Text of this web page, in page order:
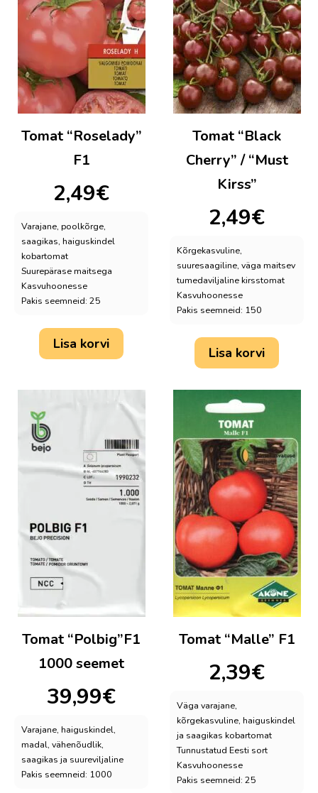
Tomat “Roselady”
F1
2,49€
Varajane, poolkõrge,
saagikas, haiguskindel
kobartomat
Suurepärase maitsega
Kasvuhoonesse
Pakis seemneid: 25
Lisa korvi
Tomat “Black
Cherry” / “Must
Kirss”
2,49€
Kõrgekasvuline,
suuresaagiline, väga maitsev
tumedaviljaline kirsstomat
Kasvuhoonesse
Pakis seemneid: 150
Lisa korvi
Tomat “Polbig”F1
1000 seemet
39,99€
Varajane, haiguskindel,
madal, vähenõudlik,
saagikas ja suureviljaline
Pakis seemneid: 1000
Tomat “Malle” F1
2,39€
Väga varajane,
kõrgekasvuline, haiguskindel
ja saagikas kobartomat
Tunnustatud Eesti sort
Kasvuhoonesse
Pakis seemneid: 25